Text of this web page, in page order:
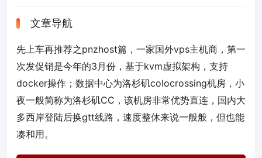
文章导航
先上车再推荐之pnzhost篇，一家国外vps主机商，第一
次发促销是今年的3月份，基于kvm虚拟架构，支持
docker操作；数据中心为洛杉矶colocrossing机房，小
夜一般简称为洛杉矶CC，该机房非常优势直连，国内大
多西岸登陆后换gtt线路，速度整休来说一般般，但也能
凑和用。